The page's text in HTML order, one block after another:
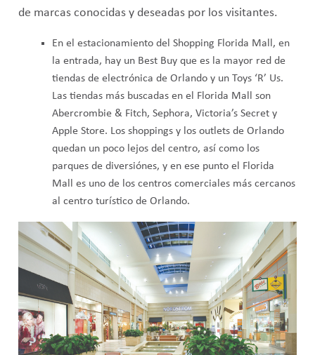
de marcas conocidas y deseadas por los visitantes.
En el estacionamiento del Shopping Florida Mall, en
la entrada, hay un Best Buy que es la mayor red de
tiendas de electrónica de Orlando y un Toys ‘R’ Us.
Las tiendas más buscadas en el Florida Mall son
Abercrombie & Fitch, Sephora, Victoria’s Secret y
Apple Store. Los shoppings y los outlets de Orlando
quedan un poco lejos del centro, así como los
parques de diversiónes, y en ese punto el Florida
Mall es uno de los centros comerciales más cercanos
al centro turístico de Orlando.